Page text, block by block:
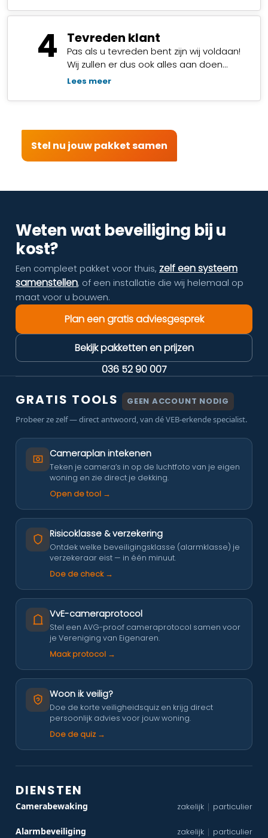
4 Tevreden klant
Pas als u tevreden bent zijn wij voldaan!
Wij zullen er dus ook alles aan doen…
Lees meer
Stel nu jouw pakket samen
Weten wat beveiliging bij u
kost?
Een compleet pakket voor thuis, zelf een systeem
samenstellen, of een installatie die wij helemaal op
maat voor u bouwen.
Plan een gratis adviesgesprek
Bekijk pakketten en prijzen
036 52 90 007
GRATIS TOOLS GEEN ACCOUNT NODIG
Probeer ze zelf — direct antwoord, van dé VEB-erkende specialist.
Cameraplan intekenen
Teken je camera’s in op de luchtfoto van je eigen
woning en zie direct je dekking.
Open de tool →
Risicoklasse & verzekering
Ontdek welke beveiligingsklasse (alarmklasse) je
verzekeraar eist — in één minuut.
Doe de check →
VvE-cameraprotocol
Stel een AVG-proof cameraprotocol samen voor
je Vereniging van Eigenaren.
Maak protocol →
Woon ik veilig?
Doe de korte veiligheidsquiz en krijg direct
persoonlijk advies voor jouw woning.
Doe de quiz →
DIENSTEN
Camerabewaking zakelijk | particulier
Alarmbeveiliging zakelijk | particulier